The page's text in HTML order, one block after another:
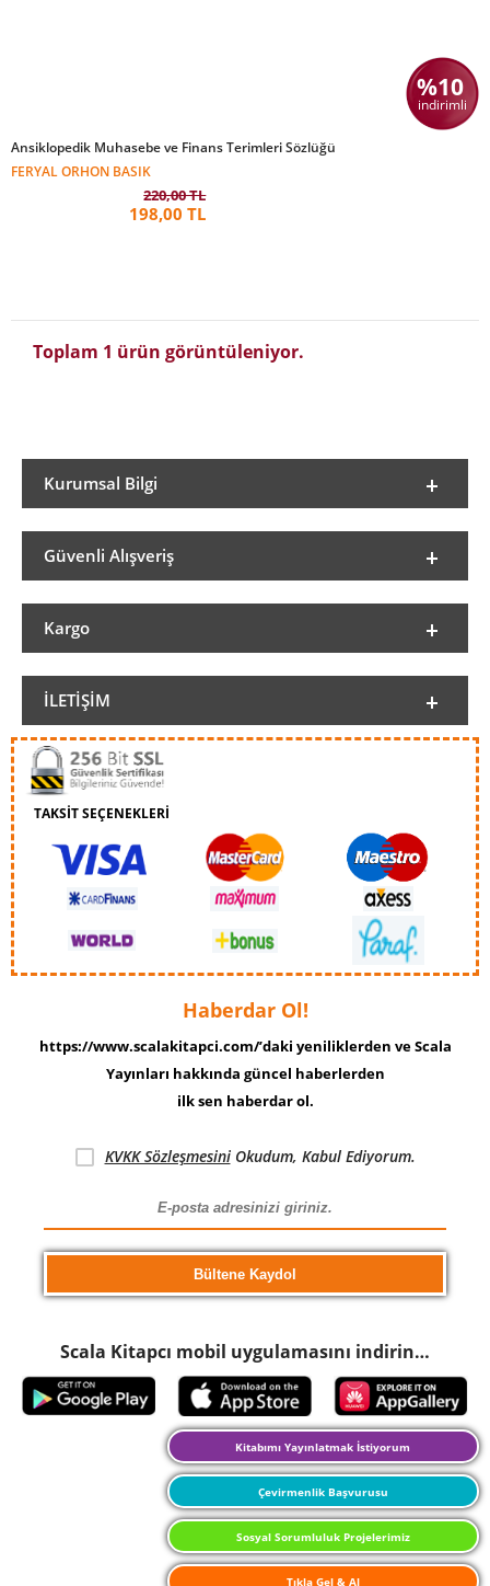
%10
indirimli
Ansiklopedik Muhasebe ve Finans Terimleri Sözlüğü
FERYAL ORHON BASIK
220,00 TL
198,00 TL
Toplam 1 ürün görüntüleniyor.
Kurumsal Bilgi
Güvenli Alışveriş
Kargo
İLETIŞIM
TAKSİT SEÇENEKLERİ
Haberdar Ol!
https://www.scalakitapci.com/’daki yeniliklerden ve Scala
Yayınları hakkında güncel haberlerden
ilk sen haberdar ol.
KVKK SözleşmesiniOkudum, Kabul Ediyorum.
Scala Kitapcı mobil uygulamasını indirin…
Kitabımı Yayınlatmak İstiyorum
Çevirmenlik Başvurusu
Sosyal Sorumluluk Projelerimiz
Tıkla Gel & Al